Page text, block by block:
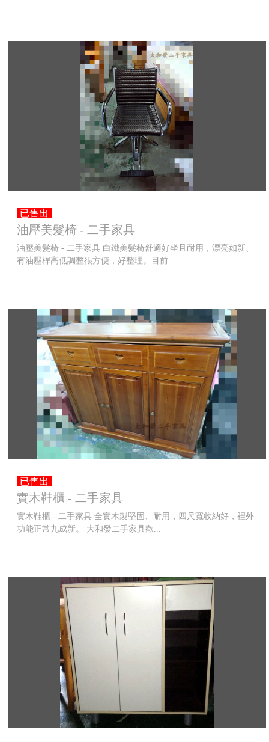
已售出
油壓美髮椅 - 二手家具
油壓美髮椅 - 二手家具 白鐵美髮椅舒適好坐且耐用，漂亮如新、
有油壓桿高低調整很方便，好整理。目前...
已售出
實木鞋櫃 - 二手家具
實木鞋櫃 - 二手家具 全實木製堅固、耐用，四尺寬收納好，裡外
功能正常九成新。 大和發二手家具歡...